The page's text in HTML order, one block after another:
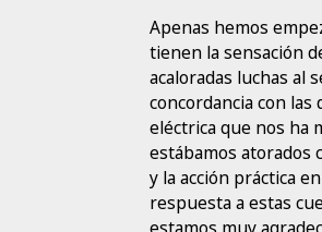
Apenas hemos
tienen la sensación
acaloradas luchas al
concordancia con
eléctrica que nos ha
estábamos atorados
y la acción práctica
respuesta a estas